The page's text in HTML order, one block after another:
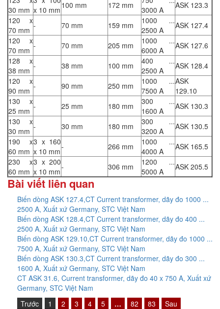
30 mm x 10 mm 100 mm 172 mm
3000 A
ASK 123.3
120 x
70 mm - 70 mm 159 mm
1000 ...
2500 A
ASK 127.4
120 x
70 mm - 70 mm 205 mm
1000 ...
6000 A
ASK 127.6
128 x
38 mm - 38 mm 100 mm
400 ...
2500 A
ASK 128.4
120 x
90 mm - 90 mm 250 mm
1000 ...
7500 A
ASK
129.10
130 x
25 mm - 25 mm 180 mm
300 ...
1600 A
ASK 130.3
130 x
30 mm - 30 mm 180 mm
300 ...
3200 A
ASK 130.5
190 x
60 mm
3 x 160
x 10 mm- 266 mm
1000 ...
4000 A
ASK 165.5
230 x
60 mm
3 x 200
x 10 mm- 306 mm
1200 ...
5000 A
ASK 205.5
Bài viết liên quan
Biến dòng ASK 127.4,CT Current transformer, dãy đo 1000 ...
2500 A, Xuất xứ Germany, STC Việt Nam
Biến dòng ASK 128.4,CT Current transformer, dãy đo 400 ...
2500 A, Xuất xứ Germany, STC Việt Nam
Biến dòng ASK 129.10,CT Current transformer, dãy đo 1000 ...
7500 A, Xuất xứ Germany, STC Việt Nam
Biến dòng ASK 130.3,CT Current transformer, dãy đo 300 ...
1600 A, Xuất xứ Germany, STC Việt Nam
CT ASK 31.6, Current transformer, dãy đo 40 x 750 A, Xuất xứ
Germany, STC Việt Nam
Trước
1 2 3 4 5 … 82 83 Sau